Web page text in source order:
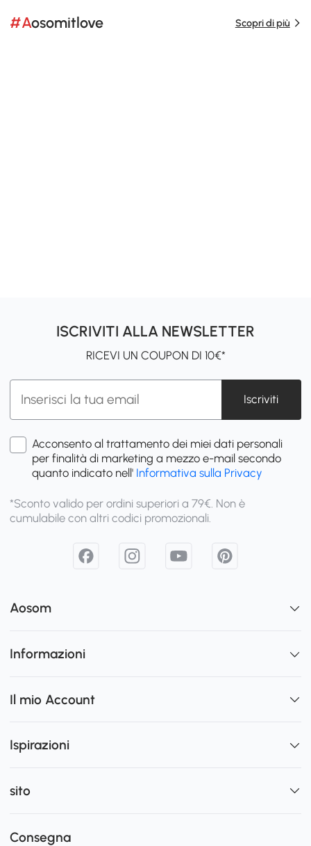
#Aosomitlove Scopri di più
ISCRIVITI ALLA NEWSLETTER
RICEVI UN COUPON DI 10€*
Iscriviti
Acconsento al trattamento dei miei dati personali
per finalità di marketing a mezzo e-mail secondo
quanto indicato nell' Informativa sulla Privacy
*Sconto valido per ordini superiori a 79€. Non è
cumulabile con altri codici promozionali.
Aosom
Informazioni
Il mio Account
Ispirazioni
sito
Consegna